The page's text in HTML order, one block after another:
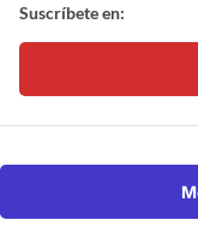
Suscríbete en: